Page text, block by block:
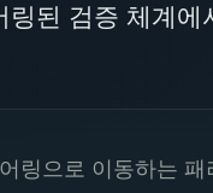
된 검증 체계에
링으로 이동하는